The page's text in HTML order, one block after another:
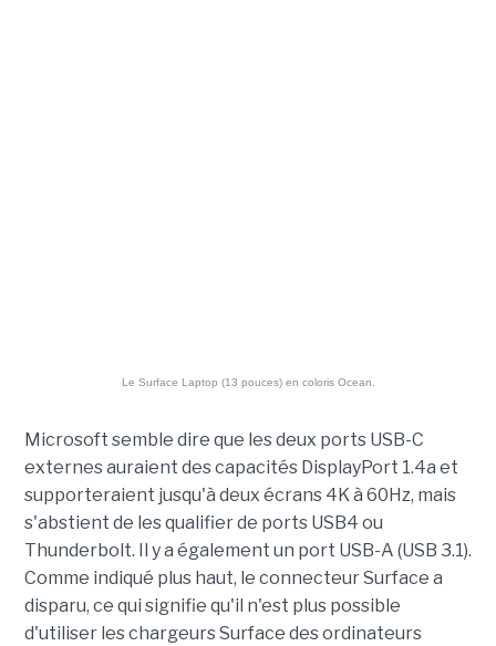
Le Surface Laptop (13 pouces) en coloris Ocean.
Microsoft semble dire que les deux ports USB-C
externes auraient des capacités DisplayPort 1.4a et
supporteraient jusqu'à deux écrans 4K à 60Hz, mais
s'abstient de les qualifier de ports USB4 ou
Thunderbolt. Il y a également un port USB-A (USB 3.1).
Comme indiqué plus haut, le connecteur Surface a
disparu, ce qui signifie qu'il n'est plus possible
d'utiliser les chargeurs Surface des ordinateurs